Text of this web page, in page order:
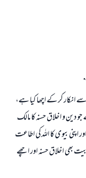
انكار كر كے اچھا كيا ہے،
دين و اخلاق حسنہ كا مالك
اپنى بيوى كا اللہ كى اطاعت
بھى اخلاق حسنہ اور اچھے